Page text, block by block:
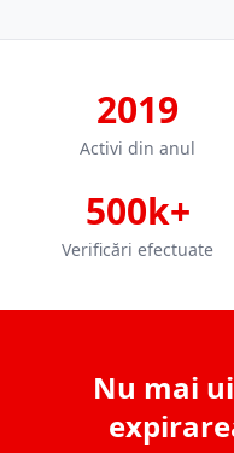
2019
Activi din anul
500k+
Verificări efectuate
Nu mai